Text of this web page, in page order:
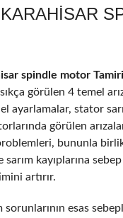
spindle motor Tamiri
görülen 4 temel
ayarlamalar, stator
görülen
bununla
kayıplarına
artırır.
sorunlarının esas